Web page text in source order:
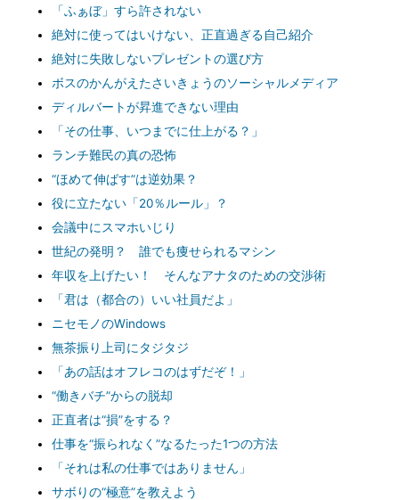
「ふぁぼ」すら許されない
絶対に使ってはいけない、正直過ぎる自己紹介
絶対に失敗しないプレゼントの選び方
ボスのかんがえたさいきょうのソーシャルメディア
ディルバートが昇進できない理由
「その仕事、いつまでに仕上がる？」
ランチ難民の真の恐怖
“ほめて伸ばす”は逆効果？
役に立たない「20％ルール」？
会議中にスマホいじり
世紀の発明？ 誰でも痩せられるマシン
年収を上げたい！ そんなアナタのための交渉術
「君は（都合の）いい社員だよ」
ニセモノのWindows
無茶振り上司にタジタジ
「あの話はオフレコのはずだぞ！」
“働きバチ”からの脱却
正直者は“損”をする？
仕事を“振られなく”なるたった1つの方法
「それは私の仕事ではありません」
サボりの“極意”を教えよう